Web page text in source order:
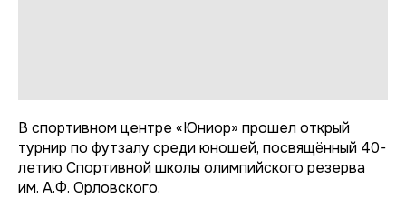
В спортивном центре «Юниор» прошел открый
турнир по футзалу среди юношей, посвящённый 40-
летию Спортивной школы олимпийского резерва
им. А.Ф. Орловского.